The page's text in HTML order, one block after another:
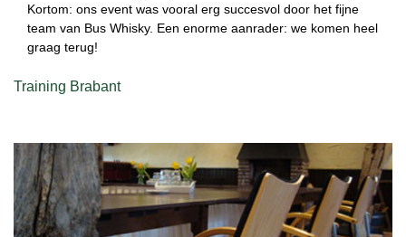
Kortom: ons event was vooral erg succesvol door het fijne
team van Bus Whisky. Een enorme aanrader: we komen heel
graag terug!
Training Brabant